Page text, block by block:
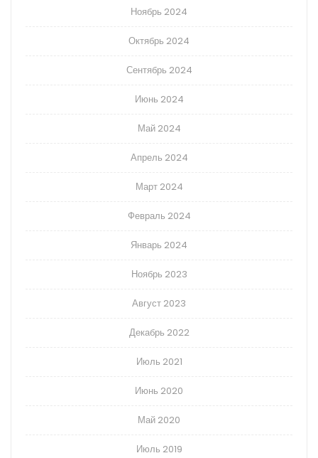
Ноябрь 2024
Октябрь 2024
Сентябрь 2024
Июнь 2024
Май 2024
Апрель 2024
Март 2024
Февраль 2024
Январь 2024
Ноябрь 2023
Август 2023
Декабрь 2022
Июль 2021
Июнь 2020
Май 2020
Июль 2019